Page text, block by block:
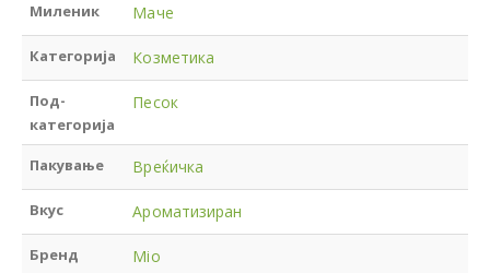
Миленик Маче
Категорија Козметика
Под-
категорија
Песок
Пакување Вреќичка
Вкус Ароматизиран
Бренд Mio